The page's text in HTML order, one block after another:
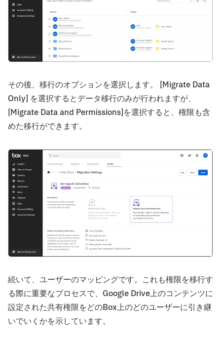
その後、移行のオプションを選択します。 [Migrate Data
Only] を選択するとデータ移行のみが行われますが、
[Migrate Data and Permissions]を選択すると、権限も含
めた移行ができます。
続いて、ユーザーのマッピングです。これも権限を移行す
る際に重要なプロセスで、Google Drive上のコンテンツに
設定された共有権限をどのBox上のどのユーザーに引き継
いでいくかを示しています。